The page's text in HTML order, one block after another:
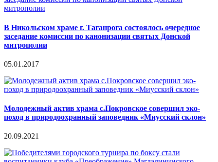
В Никольском храме г. Таганрога состоялось очередное
заседание комиссии по канонизации святых Донской
митрополии
05.01.2017
Молодежный актив храма с.Покровское совершил эко-
поход в природоохранный заповедник «Миусский склон»
20.09.2021